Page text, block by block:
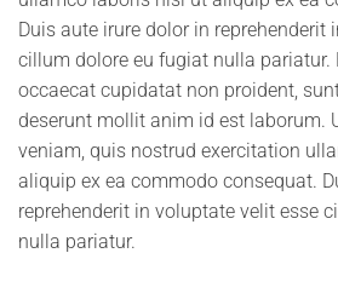
Duis aute irure dolor in reprehenderit
cillum dolore eu fugiat nulla pariatur.
occaecat cupidatat non proident,
deserunt mollit anim id est laborum.
veniam, quis nostrud exercitation
aliquip ex ea commodo consequat.
reprehenderit in voluptate velit esse
nulla pariatur.